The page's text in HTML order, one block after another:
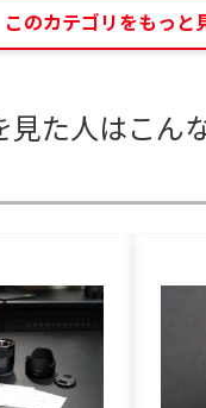
このカテゴリをもっと
見た人はこん